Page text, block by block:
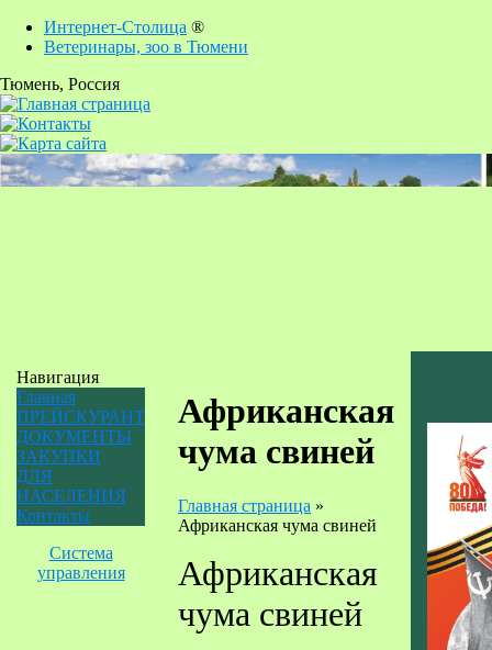
Интернет-Столица ®
Ветеринары, зоо в Тюмени
Тюмень, Россия
Навигация
Главная
ПРЕЙСКУРАНТ
ДОКУМЕНТЫ
ЗАКУПКИ
ДЛЯ
НАСЕЛЕНИЯ
Контакты
Система
управления
Африканская
чума свиней
Главная страница »
Африканская чума свиней
Африканская
чума свиней